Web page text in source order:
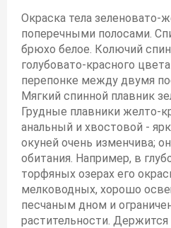
Окраска тела зеленовато-
поперечными полосами.
брюхо белое. Колючий
голубовато-красного
перепонке между двумя
Мягкий спинной плавник
Грудные плавники желто-
анальный и хвостовой -
окуней очень изменчива;
обитания. Например, в
торфяных озерах его
мелководных, хорошо
песчаным дном и
растительности.